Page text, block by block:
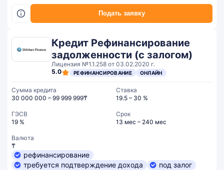
Подать заявку
Кредит Рефинансирование
задолженности (с залогом)
Лицензия №1.1.258 от 03.02.2020 г.
5.0
РЕФИНАНСИРОВАНИЕ ОНЛАЙН
Сумма кредита
30 000 000 – 99 999 999₸
Ставка
19.5 – 30 %
ГЭСВ
19 %
Срок
13 мес – 240 мес
Валюта
₸
рефинансирование
требуется подтверждение дохода
под залог